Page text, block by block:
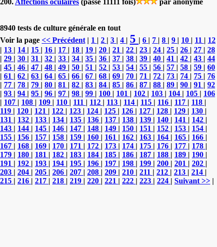
200. Affections oculaires (passé 11111 fois) par anonyme
8940 tests de culture générale en tout
Voir la page << Précédent | 1 | 2 | 3 | 4 | 5 | 6 | 7 | 8 | 9 | 10 | 11 | 12
| 13 | 14 | 15 | 16 | 17 | 18 | 19 | 20 | 21 | 22 | 23 | 24 | 25 | 26 | 27 | 28
| 29 | 30 | 31 | 32 | 33 | 34 | 35 | 36 | 37 | 38 | 39 | 40 | 41 | 42 | 43 | 44
| 45 | 46 | 47 | 48 | 49 | 50 | 51 | 52 | 53 | 54 | 55 | 56 | 57 | 58 | 59 | 60
| 61 | 62 | 63 | 64 | 65 | 66 | 67 | 68 | 69 | 70 | 71 | 72 | 73 | 74 | 75 | 76
| 77 | 78 | 79 | 80 | 81 | 82 | 83 | 84 | 85 | 86 | 87 | 88 | 89 | 90 | 91 | 92
| 93 | 94 | 95 | 96 | 97 | 98 | 99 | 100 | 101 | 102 | 103 | 104 | 105 | 106
| 107 | 108 | 109 | 110 | 111 | 112 | 113 | 114 | 115 | 116 | 117 | 118 |
119 | 120 | 121 | 122 | 123 | 124 | 125 | 126 | 127 | 128 | 129 | 130 |
131 | 132 | 133 | 134 | 135 | 136 | 137 | 138 | 139 | 140 | 141 | 142 |
143 | 144 | 145 | 146 | 147 | 148 | 149 | 150 | 151 | 152 | 153 | 154 |
155 | 156 | 157 | 158 | 159 | 160 | 161 | 162 | 163 | 164 | 165 | 166 |
167 | 168 | 169 | 170 | 171 | 172 | 173 | 174 | 175 | 176 | 177 | 178 |
179 | 180 | 181 | 182 | 183 | 184 | 185 | 186 | 187 | 188 | 189 | 190 |
191 | 192 | 193 | 194 | 195 | 196 | 197 | 198 | 199 | 200 | 201 | 202 |
203 | 204 | 205 | 206 | 207 | 208 | 209 | 210 | 211 | 212 | 213 | 214 |
215 | 216 | 217 | 218 | 219 | 220 | 221 | 222 | 223 | 224 | Suivant >> |